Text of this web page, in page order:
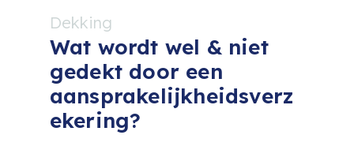
Dekking
Wat wordt wel & niet
gedekt door een
aansprakelijkheidsverz
ekering?